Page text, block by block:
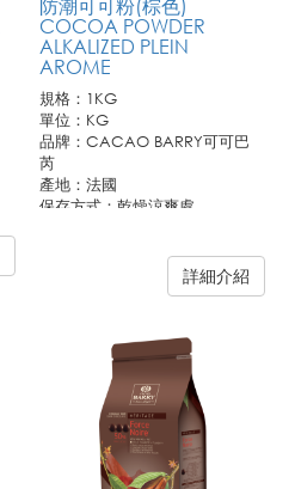
防潮可可粉(棕色)
COCOA POWDER
ALKALIZED PLEIN
AROME
規格：1KG
單位：KG
品牌：CACAO BARRY可可巴
芮
產地：法國
保存方式：乾燥涼爽處
詳細介紹